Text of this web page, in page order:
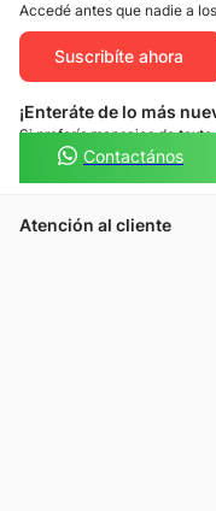
Accedé antes que nadie a
Suscribíte ahora
¡Enteráte de lo más
Si preferís mensajes de
Contactános
Atención al cliente